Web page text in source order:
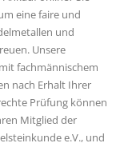
eine faire und
und
Unsere
fachmännischem
nach Erhalt Ihrer
Prüfung können
Mitglied der
e.V., und